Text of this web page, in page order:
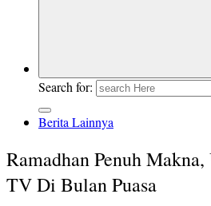
Search for:
Berita Lainnya
Ramadhan Penuh
TV Di Bulan Puasa